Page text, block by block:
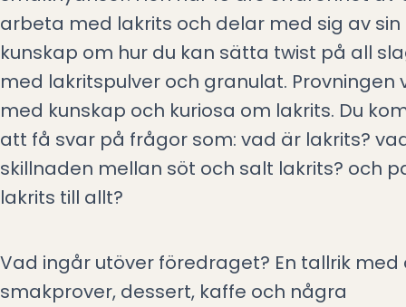
arbeta med lakrits och delar med sig av sin
kunskap om hur du kan sätta twist på all
med lakritspulver och granulat. Provningen
med kunskap och kuriosa om lakrits. Du
att få svar på frågor som: vad är lakrits?
skillnaden mellan söt och salt lakrits? och
lakrits till allt?
Vad ingår utöver föredraget? En tallrik med
smakprover, dessert, kaffe och några